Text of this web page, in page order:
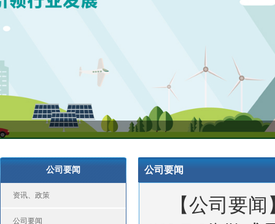
公司要闻
资讯、政策
公司要闻
公司要闻
【公司要